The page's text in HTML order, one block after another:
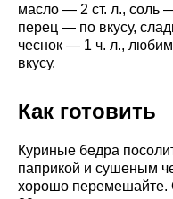
масло — 2 ст. л., соль
перец — по вкусу,
чеснок — 1 ч. л.,
вкусу.
Как готовить
Куриные бедра
паприкой и сушеным
хорошо перемешайте.